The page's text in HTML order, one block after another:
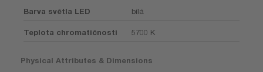
Barva světla LED bílá
Teplota chromatičnosti 5700 K
Physical Attributes & Dimensions